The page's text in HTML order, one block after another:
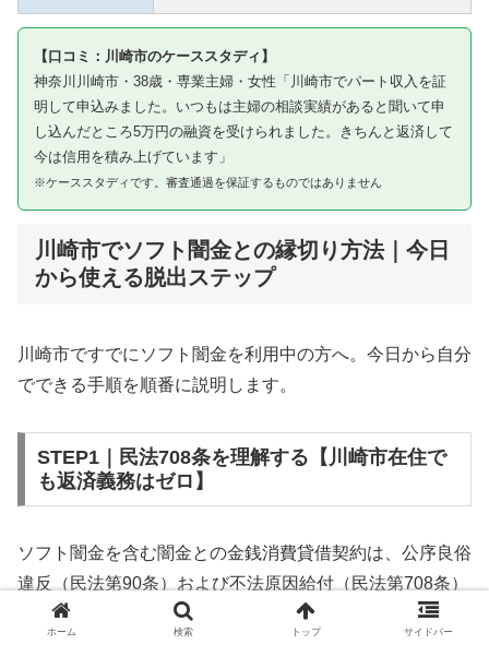
【口コミ：川崎市のケーススタディ】
神奈川川崎市・38歳・専業主婦・女性「川崎市でパート収入を証
明して申込みました。いつもは主婦の相談実績があると聞いて申
し込んだところ5万円の融資を受けられました。きちんと返済して
今は信用を積み上げています」
※ケーススタディです。審査通過を保証するものではありません
川崎市でソフト闇金との縁切り方法｜今日
から使える脱出ステップ
川崎市ですでにソフト闇金を利用中の方へ。今日から自分
でできる手順を順番に説明します。
STEP1｜民法708条を理解する【川崎市在住で
も返済義務はゼロ】
ソフト闇金を含む闇金との金銭消費貸借契約は、公序良俗
違反（民法第90条）および不法原因給付（民法第708条）
に該当するため、法的には無効です。川崎市在住であって
ホーム 検索 トップ サイドバー